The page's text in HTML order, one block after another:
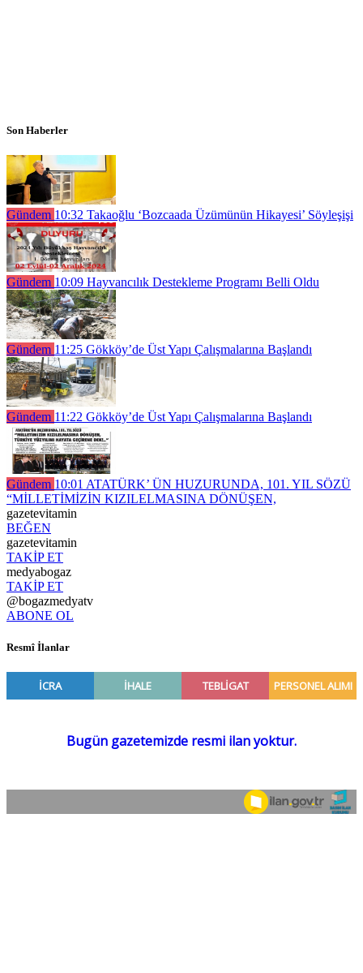
Son Haberler
Gündem 10:32 Takaoğlu ‘Bozcaada Üzümünün Hikayesi’ Söyleşişi
Gündem 10:09 Hayvancılık Destekleme Programı Belli Oldu
Gündem 11:25 Gökköy’de Üst Yapı Çalışmalarına Başlandı
Gündem 11:22 Gökköy’de Üst Yapı Çalışmalarına Başlandı
Gündem 10:01 ATATÜRK’ ÜN HUZURUNDA, 101. YIL SÖZÜ
“MİLLETİMİZİN KIZILELMASINA DÖNÜŞEN,
gazetevitamin
BEĞEN
gazetevitamin
TAKİP ET
medyabogaz
TAKİP ET
@bogazmedyatv
ABONE OL
Resmî İlanlar